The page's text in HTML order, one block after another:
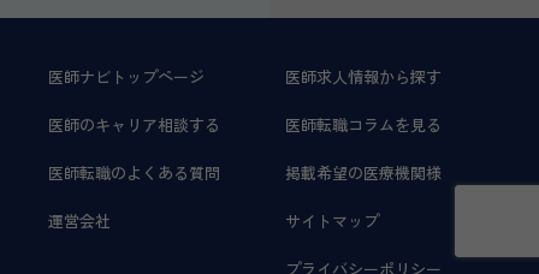
医師ナビトップページ 医師求人情報から探す
医師のキャリア相談する 医師転職コラムを見る
医師転職のよくある質問 掲載希望の医療機関様
運営会社 サイトマップ
プライバシーポリシー